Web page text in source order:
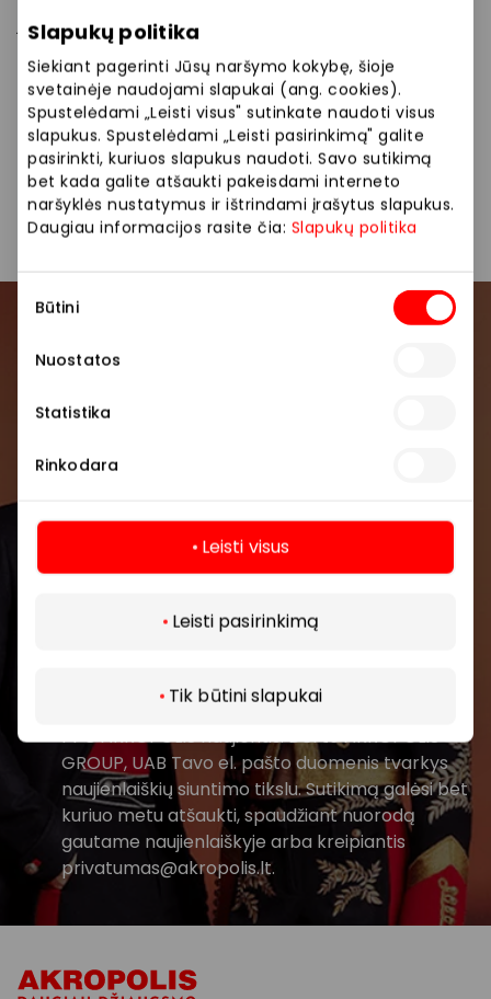
Slapukų politika
Siekiant pagerinti Jūsų naršymo kokybę, šioje
svetainėje naudojami slapukai (ang. cookies).
Spustelėdami „Leisti visus" sutinkate naudoti visus
slapukus. Spustelėdami „Leisti pasirinkimą" galite
pasirinkti, kuriuos slapukus naudoti. Savo sutikimą
bet kada galite atšaukti pakeisdami interneto
naršyklės nustatymus ir ištrindami įrašytus slapukus.
Daugiau informacijos rasite čia: Slapukų politika
pasirinkimas
Būtini
Nuostatos
Statistika
Rinkodara
Leisti visus
Leisti pasirinkimą
Tik būtini slapukai
jaukioje aplinkoje, – Caif Cafe visada laukia
vertinančių kokybišką kavą.
Siūlome platų maisto pasirinkimą: kava, kepiniai,
desertai, sumuštiniai, kava išsinešimui.
Kavinės Restoranai ir kavinės
Pirmieji sužinokite apie geriausius pasiūlymus,
renginius ir naujausią informaciją iš AKROPOLIS
Spustelėdamas „Prenumeruoti“ sutinki gauti
PPC AKROPOLIS naujienas. Dėl to AKROPOLIS
GROUP, UAB Tavo el. pašto duomenis tvarkys
naujienlaiškių siuntimo tikslu. Sutikimą galėsi bet
kuriuo metu atšaukti, spaudžiant nuorodą
gautame naujienlaiškyje arba kreipiantis
privatumas@akropolis.lt.
Daugiau